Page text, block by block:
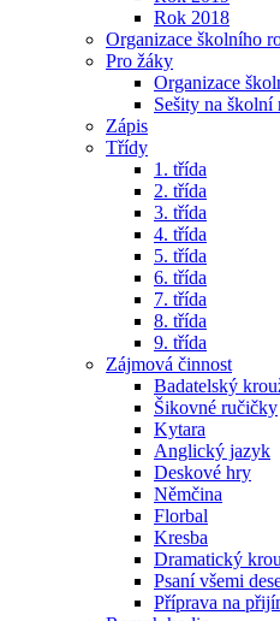
Rok 2018
Organizace školního
Pro žáky
Organizace
Sešity na školní
Zápis
Třídy
1. třída
2. třída
3. třída
4. třída
5. třída
6. třída
7. třída
8. třída
9. třída
Zájmová činnost
Badatelský
Šikovné ručičky
Kytara
Anglický jazyk
Deskové hry
Němčina
Florbal
Kresba
Dramatický
Psaní všemi
Příprava na